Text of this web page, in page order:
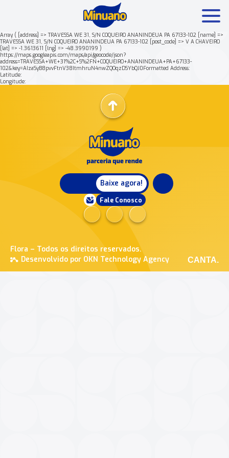
Array ( [address] => TRAVESSA WE 31, S/N COQUEIRO ANANINDEUA PA 67133-102 [name] =>
TRAVESSA WE 31, S/N COQUEIRO ANANINDEUA PA 67133-102 [post_code] => V A CHAVEIRO
[lat] => -1.3613611 [lng] => -48.3990199 )
https://maps.googleapis.com/maps/api/geocode/json?
address=TRAVESSA+WE+31%2C+S%2FN+COQUEIRO+ANANINDEUA+PA+67133-
102&key=AIzaSyB8pvvFtnV38ItmhruN4nwZQOqzDSYbQJ0Formatted Address:
Latitude:
Longitude:
Baixe agora!
Fale Conosco
Flora – Todos os direitos reservados.
Desenvolvido por OKN Technology Agency
CANTA.
Mais buscados: Produtos Minuano Rende +
Nossa história